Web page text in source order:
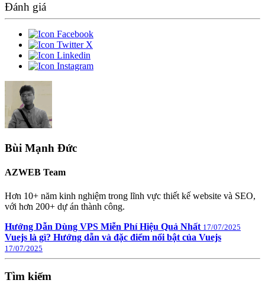
Đánh giá
Bùi Mạnh Đức
AZWEB Team
Hơn 10+ năm kinh nghiệm trong lĩnh vực thiết kế website và SEO,
với hơn 200+ dự án thành công.
Hướng Dẫn Dùng VPS Miễn Phí Hiệu Quả Nhất 17/07/2025
Vuejs là gì? Hướng dẫn và đặc điểm nổi bật của Vuejs
17/07/2025
Tìm kiếm